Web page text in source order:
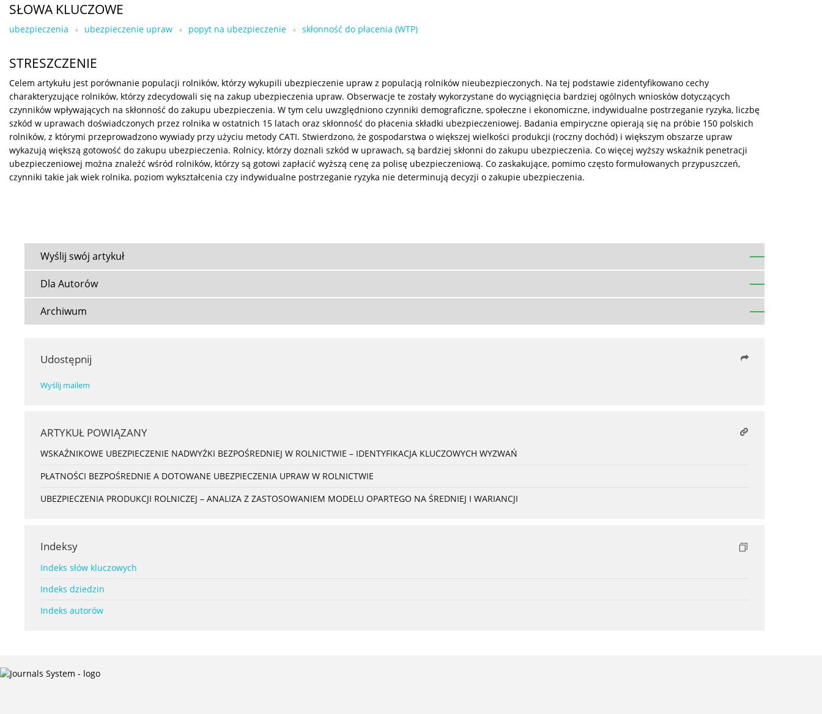
SŁOWA KLUCZOWE
ubezpieczenia ubezpieczenie upraw popyt na ubezpieczenie skłonność do płacenia (WTP)
STRESZCZENIE
Celem artykułu jest porównanie populacji rolników, którzy wykupili ubezpieczenie upraw z populacją rolników nieubezpieczonych. Na tej podstawie zidentyfikowano cechy
charakteryzujące rolników, którzy zdecydowali się na zakup ubezpieczenia upraw. Obserwacje te zostały wykorzystane do wyciągnięcia bardziej ogólnych wniosków dotyczących
czynników wpływających na skłonność do zakupu ubezpieczenia. W tym celu uwzględniono czynniki demograficzne, społeczne i ekonomiczne, indywidualne postrzeganie ryzyka, liczbę
szkód w uprawach doświadczonych przez rolnika w ostatnich 15 latach oraz skłonność do płacenia składki ubezpieczeniowej. Badania empiryczne opierają się na próbie 150 polskich
rolników, z którymi przeprowadzono wywiady przy użyciu metody CATI. Stwierdzono, że gospodarstwa o większej wielkości produkcji (roczny dochód) i większym obszarze upraw
wykazują większą gotowość do zakupu ubezpieczenia. Rolnicy, którzy doznali szkód w uprawach, są bardziej skłonni do zakupu ubezpieczenia. Co więcej wyższy wskaźnik penetracji
ubezpieczeniowej można znaleźć wśród rolników, którzy są gotowi zapłacić wyższą cenę za polisę ubezpieczeniową. Co zaskakujące, pomimo często formułowanych przypuszczeń,
czynniki takie jak wiek rolnika, poziom wykształcenia czy indywidualne postrzeganie ryzyka nie determinują decyzji o zakupie ubezpieczenia.
Wyślij swój artykuł
Dla Autorów
Archiwum
Udostępnij
Wyślij mailem
ARTYKUŁ POWIĄZANY
WSKAŹNIKOWE UBEZPIECZENIE NADWYŻKI BEZPOŚREDNIEJ W ROLNICTWIE – IDENTYFIKACJA KLUCZOWYCH WYZWAŃ
PŁATNOŚCI BEZPOŚREDNIE A DOTOWANE UBEZPIECZENIA UPRAW W ROLNICTWIE
UBEZPIECZENIA PRODUKCJI ROLNICZEJ – ANALIZA Z ZASTOSOWANIEM MODELU OPARTEGO NA ŚREDNIEJ I WARIANCJI
Indeksy
Indeks słów kluczowych
Indeks dziedzin
Indeks autorów